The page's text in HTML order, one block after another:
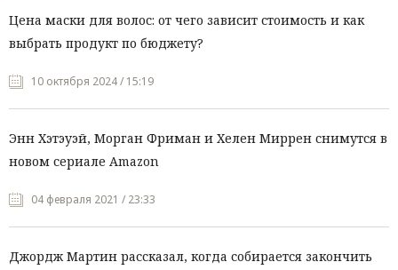
Цена маски для волос: от чего зависит стоимость и как
выбрать продукт по бюджету?
10 октября 2024 / 15:19
Энн Хэтэуэй, Морган Фриман и Хелен Миррен снимутся в
новом сериале Amazon
04 февраля 2021 / 23:33
Джордж Мартин рассказал, когда собирается закончить